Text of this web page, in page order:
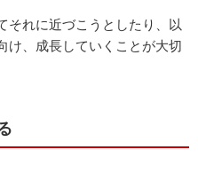
それに近づこうとしたり、以
け、成長していくことが大切